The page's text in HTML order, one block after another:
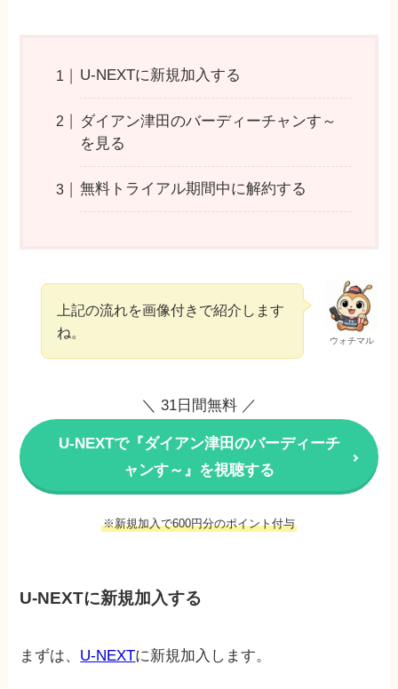
U-NEXTに新規加入する
ダイアン津田のバーディーチャンす～
を見る
無料トライアル期間中に解約する
ウォチマル
上記の流れを画像付きで紹介します
ね。
＼ 31日間無料 ／
U-NEXTで『ダイアン津田のバーディーチ
ャンす～』を視聴する
※新規加入で600円分のポイント付与
U-NEXTに新規加入する
まずは、 U-NEXTに新規加入します。